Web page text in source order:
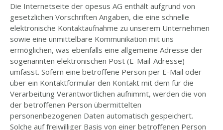
Die Internetseite der opesus AG enthält aufgrund von
gesetzlichen Vorschriften Angaben, die eine schnelle
elektronische Kontaktaufnahme zu unserem Unternehmen
sowie eine unmittelbare Kommunikation mit uns
ermöglichen, was ebenfalls eine allgemeine Adresse der
sogenannten elektronischen Post (E-Mail-Adresse)
umfasst. Sofern eine betroffene Person per E-Mail oder
über ein Kontaktformular den Kontakt mit dem für die
Verarbeitung Verantwortlichen aufnimmt, werden die von
der betroffenen Person übermittelten
personenbezogenen Daten automatisch gespeichert.
Solche auf freiwilliger Basis von einer betroffenen Person